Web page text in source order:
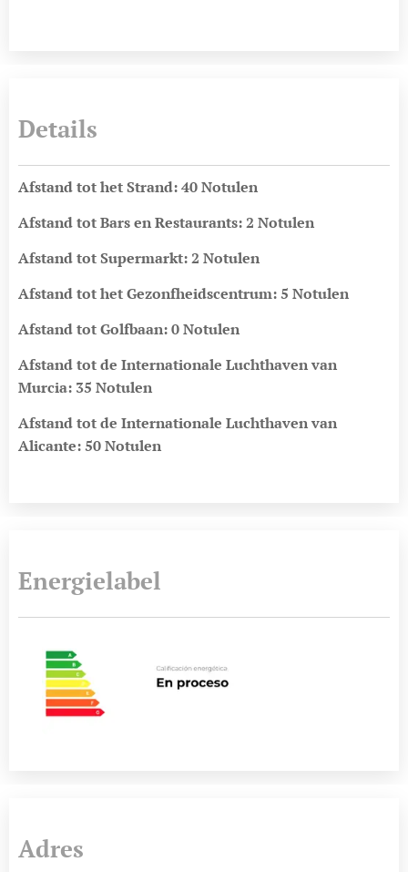
Details
Afstand tot het Strand: 40 Notulen
Afstand tot Bars en Restaurants: 2 Notulen
Afstand tot Supermarkt: 2 Notulen
Afstand tot het Gezonfheidscentrum: 5 Notulen
Afstand tot Golfbaan: 0 Notulen
Afstand tot de Internationale Luchthaven van
Murcia: 35 Notulen
Afstand tot de Internationale Luchthaven van
Alicante: 50 Notulen
Energielabel
Adres